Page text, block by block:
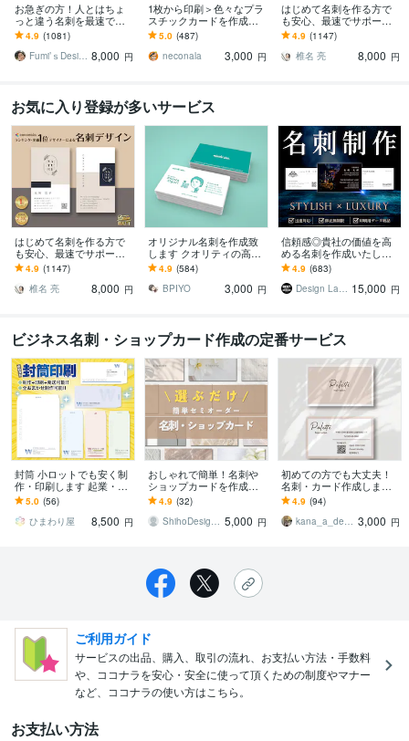
お急ぎの方！人とはちょ
っと違う名刺を最速で作
ります あなただけのオリ
ジナル名刺を！翌日まで
にデザイン作成します！
4.9 (1081)
Fumi’ｓDesign 8,000 円
1枚から印刷＞色々なプラ
スチックカードを作成し
ます 認定証・学生証・社
員証・クレドなどクレカ
サイズのカードに印刷
5.0 (487)
neconala
3,000 円
はじめて名刺を作る方で
も安心、最速でサポート
します 名刺デザイン実績
最多のプロデザイナーが
デザインいたします!
4.9 (1147)
椎名 亮
8,000 円
お気に入り登録が多いサービス
はじめて名刺を作る方で
も安心、最速でサポート
します 名刺デザイン実績
最多のプロデザイナーが
デザインいたします!
4.9 (1147)
椎名 亮
8,000 円
オリジナル名刺を作成致
します クオリティの高い
素敵な名刺デザインを
4.9 (584)
BPIYO
3,000 円
信頼感◎貴社の価値を高
める名刺を作成いたしま
す 修正回数無制限◇スタ
イリッシュ＆高級感で魅
せるモダンデザイン
4.9 (683)
Design Lab｜名刺・地図・印刷物 15,000 円
ビジネス名刺・ショップカード作成の定番サービス
封筒 小ロットでも安く制
作・印刷します 起業・開
業時にも！ 社名入り封筒
が必要な人へ！
5.0 (56)
ひまわり屋
8,500 円
おしゃれで簡単！名刺や
ショップカードを作成し
ます ≪印刷100枚込≫セ
ミオーダーで各種カード
作成します
4.9 (32)
ShihoDesign_ 5,000 円
初めての方でも大丈夫！
名刺・カード作成します
！作成からお届けまでお
任せください！
4.9 (94)
kana_a_design 3,000 円
ご利用ガイド
サービスの出品、購入、取引の流れ、お支払い方法・手数料
や、ココナラを安心・安全に使って頂くための制度やマナー
など、ココナラの使い方はこちら。
お支払い方法